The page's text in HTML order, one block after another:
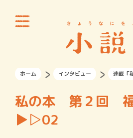
ホーム インタビュー 連載「
私の本 第２回
▶︎▷02